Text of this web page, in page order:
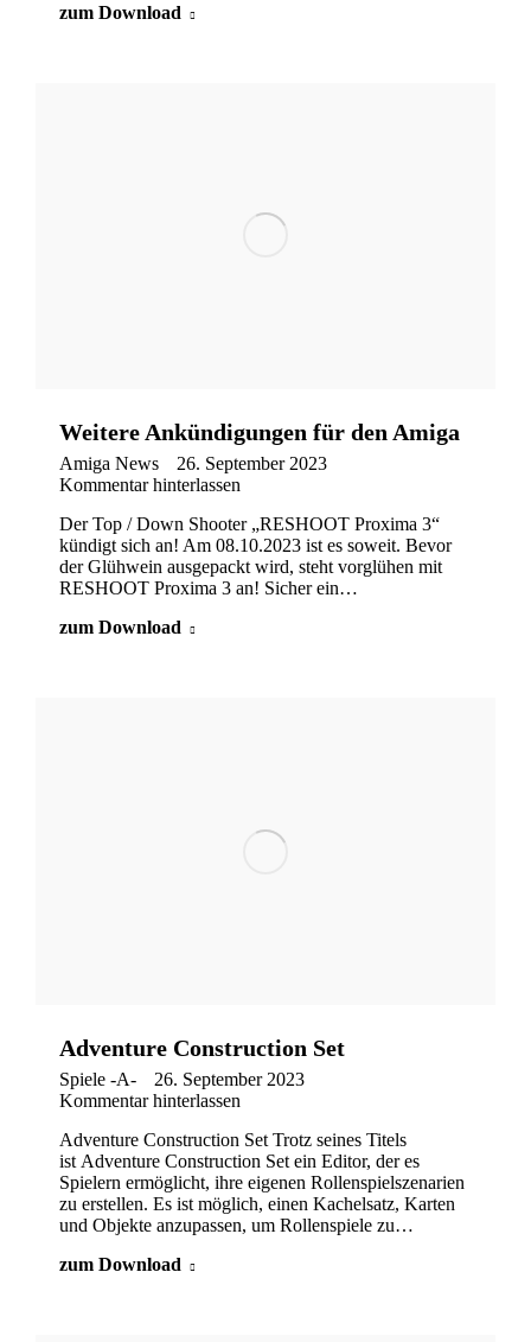
zum Download
Weitere Ankündigungen für den Amiga
Amiga News
26. September 2023
Kommentar hinterlassen
Der Top / Down Shooter „RESHOOT Proxima 3“
kündigt sich an! Am 08.10.2023 ist es soweit. Bevor
der Glühwein ausgepackt wird, steht vorglühen mit
RESHOOT Proxima 3 an! Sicher ein…
zum Download
Adventure Construction Set
Spiele -A-
26. September 2023
Kommentar hinterlassen
Adventure Construction Set Trotz seines Titels
ist Adventure Construction Set ein Editor, der es
Spielern ermöglicht, ihre eigenen Rollenspielszenarien
zu erstellen. Es ist möglich, einen Kachelsatz, Karten
und Objekte anzupassen, um Rollenspiele zu…
zum Download